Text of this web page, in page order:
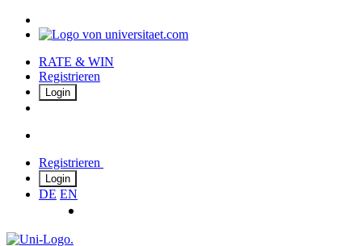
RATE & WIN
Registrieren
Login
Registrieren
Login
DE EN